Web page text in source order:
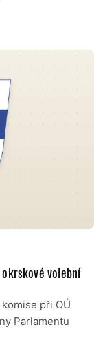
volební
při OÚ
Parlamentu